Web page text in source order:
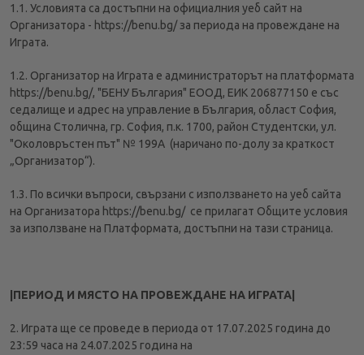
1.1. Условията са достъпни на официалния уеб сайт на
Организатора - https://benu.bg/ за периода на провеждане на
Играта.
1.2. Организатор на Играта е администраторът на платформата
https://benu.bg/, "БЕНУ България" ЕООД, ЕИК 206877150 е със
седалище и адрес на управление в България, област София,
община Столична, гр. София, п.к. 1700, район Студентски, ул.
"Околовръстен път" № 199А (наричано по-долу за краткост
„Организатор“).
1.3. По всички въпроси, свързани с използването на уеб сайта
на Организатора https://benu.bg/ се прилагат Общите условия
за използване на Платформата, достъпни на тази страница.
|ПЕРИОД И МЯСТО НА ПРОВЕЖДАНЕ НА ИГРАТА|
2. Играта ще се проведе в периода от 17.07.2025 година до
23:59 часа на 24.07.2025 година на